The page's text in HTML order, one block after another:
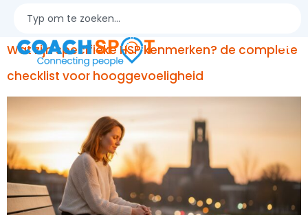
Wat zijn specifieke HSP kenmerken? de complete
checklist voor hooggevoeligheid